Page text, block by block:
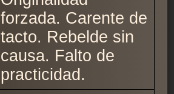
forzada. Carente de
tacto. Rebelde sin
causa. Falto de
practicidad.